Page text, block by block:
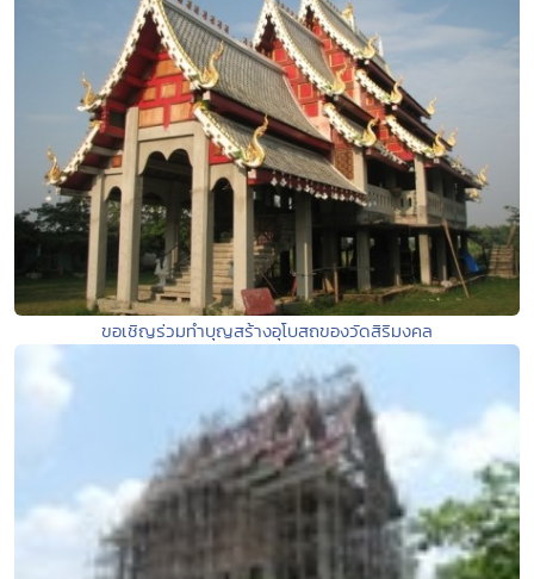
ขอเชิญร่วมทำบุญสร้างอุโบสถของวัดสิริมงคล